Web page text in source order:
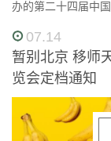
办的第二十四届中
07.14
暂别北京 移师
览会定档通知